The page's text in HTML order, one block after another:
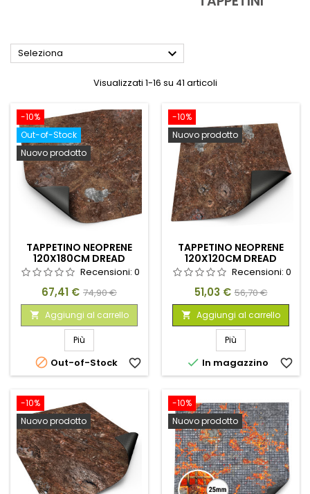
Seleziona 
Visualizzati 1-16 su 41 articoli
-10%
Out-of-Stock
Nuovo prodotto
TAPPETINO NEOPRENE
120X180CM DREAD
TRENCHESRecensioni: 0
Prezzo
67,41 € Prezzo
base
74,90 €
 Aggiungi al carrello
Più
 Out-of-Stock favorite_border
-10%
Nuovo prodotto
TAPPETINO NEOPRENE
120X120CM DREAD
TRENCHESRecensioni: 0
Prezzo
51,03 € Prezzo
base
56,70 €
 Aggiungi al carrello
Più
 In magazzino favorite_border
-10%
Nuovo prodotto
-10%
Nuovo prodotto